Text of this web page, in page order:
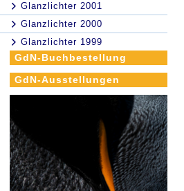
Glanzlichter 2001
Glanzlichter 2000
Glanzlichter 1999
GdN-Buchbestellung
GdN-Ausstellungen